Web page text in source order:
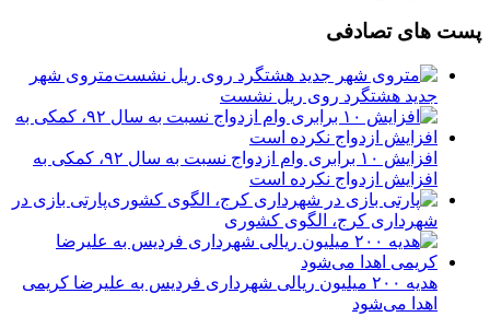
پست های تصادفی
️متروی شهر
جدید هشتگرد روی ریل نشست
افزایش ۱۰ برابری وام ازدواج نسبت به سال ۹۲، کمکی به
افزایش ازدواج نکرده است
پارتی بازی در
شهرداری کرج، الگوی کشوری
هدیه ۲۰۰ میلیون ریالی شهرداری فردیس به علیرضا کریمی
اهدا می‌شود